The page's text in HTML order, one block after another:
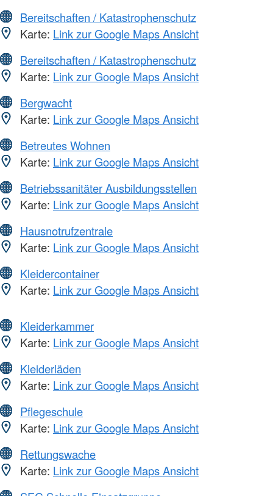
Bereitschaften / Katastrophenschutz
Karte: Link zur Google Maps Ansicht
Bereitschaften / Katastrophenschutz
Karte: Link zur Google Maps Ansicht
Bergwacht
Karte: Link zur Google Maps Ansicht
Betreutes Wohnen
Karte: Link zur Google Maps Ansicht
Betriebssanitäter Ausbildungsstellen
Karte: Link zur Google Maps Ansicht
Hausnotrufzentrale
Karte: Link zur Google Maps Ansicht
Kleidercontainer
Karte: Link zur Google Maps Ansicht
Kleiderkammer
Karte: Link zur Google Maps Ansicht
Kleiderläden
Karte: Link zur Google Maps Ansicht
Pflegeschule
Karte: Link zur Google Maps Ansicht
Rettungswache
Karte: Link zur Google Maps Ansicht